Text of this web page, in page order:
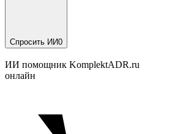
Спросить ИИ0
ИИ помощник KomplektADR.ru
онлайн